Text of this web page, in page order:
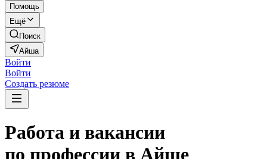
Помощь
Ещё
Поиск
Айша
Войти
Войти
Создать резюме
Работа и вакансии
по профессии в Айше